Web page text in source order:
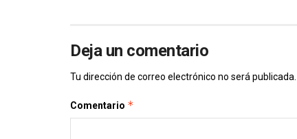
Deja un comentario
Tu dirección de correo electrónico no será publicada.
Comentario *